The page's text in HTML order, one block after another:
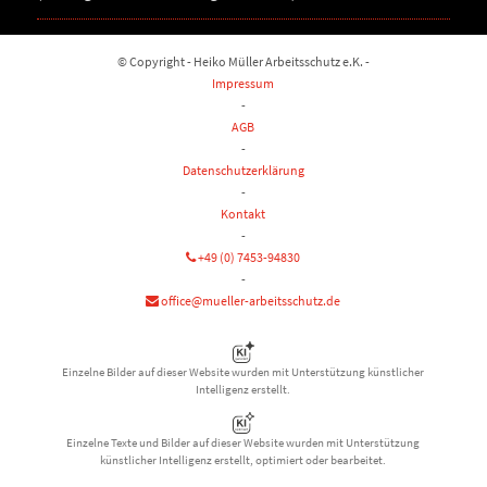
© Copyright - Heiko Müller Arbeitsschutz e.K. -
Impressum
-
AGB
-
Datenschutzerklärung
-
Kontakt
-
+49 (0) 7453-94830
-
office@mueller-arbeitsschutz.de
Einzelne Bilder auf dieser Website wurden mit Unterstützung künstlicher
Intelligenz erstellt.
Einzelne Texte und Bilder auf dieser Website wurden mit Unterstützung
künstlicher Intelligenz erstellt, optimiert oder bearbeitet.